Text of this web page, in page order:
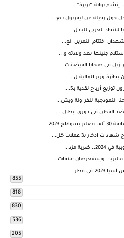
إنشاء بوابة “بريرة”...
حول رحيله عن ليفربول بتغ...
العربي للبادل
اختتام التمرين الع...
جنينها بعد ولادته و...
في ضحايا الفيضانات
وزير المالية ل...
أرباح نقدية بـ5....
النموذجية للفراولة ويش...
ضد القطن في دوري ابطال ...
2023
بـ3 عملات خل...
ضربة مزد...
ويستعرضان علاقات...
في قطر
855
818
830
536
205